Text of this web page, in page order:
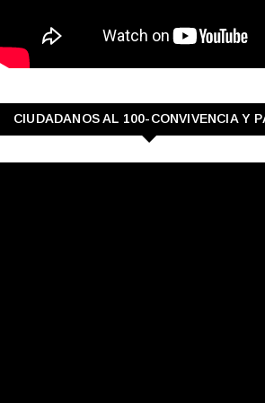
CIUDADANOS AL 100-CONVIVENCIA Y